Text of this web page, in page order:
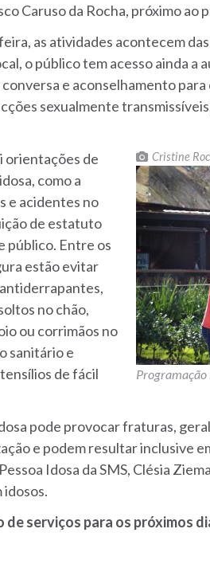
Caruso da Rocha, próximo ao
as atividades acontecem
o público tem acesso ainda
conversa e aconselhamento
sexualmente
Cristine
Programação
orientações de
como a
e acidentes no
de estatuto
público. Entre os
estão evitar
no chão,
ou corrimãos no
sanitário e
de fácil
pode provocar fraturas,
e podem resultar inclusive
Idosa da SMS, Clésia
de serviços para os próximos